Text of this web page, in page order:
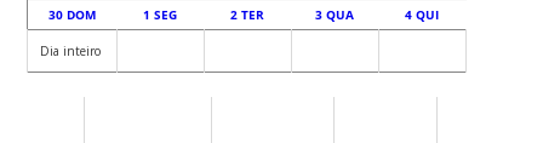
30 DOM 1 SEG 2 TER 3 QUA 4 QUI
Dia inteiro